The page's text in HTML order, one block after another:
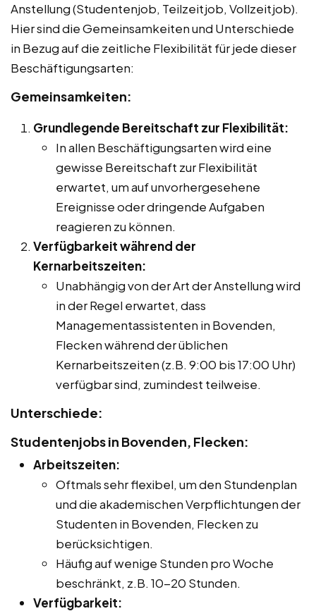
Anstellung (Studentenjob, Teilzeitjob, Vollzeitjob).
Hier sind die Gemeinsamkeiten und Unterschiede
in Bezug auf die zeitliche Flexibilität für jede dieser
Beschäftigungsarten:
Gemeinsamkeiten:
Grundlegende Bereitschaft zur Flexibilität:
In allen Beschäftigungsarten wird eine
gewisse Bereitschaft zur Flexibilität
erwartet, um auf unvorhergesehene
Ereignisse oder dringende Aufgaben
reagieren zu können.
Verfügbarkeit während der
Kernarbeitszeiten:
Unabhängig von der Art der Anstellung wird
in der Regel erwartet, dass
Managementassistenten in Bovenden,
Flecken während der üblichen
Kernarbeitszeiten (z.B. 9:00 bis 17:00 Uhr)
verfügbar sind, zumindest teilweise.
Unterschiede:
Studentenjobs in Bovenden, Flecken:
Arbeitszeiten:
Oftmals sehr flexibel, um den Stundenplan
und die akademischen Verpflichtungen der
Studenten in Bovenden, Flecken zu
berücksichtigen.
Häufig auf wenige Stunden pro Woche
beschränkt, z.B. 10-20 Stunden.
Verfügbarkeit: